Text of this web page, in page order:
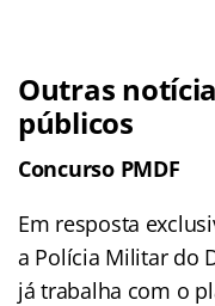
Outras
públicos
Concurso PMDF
Em resposta
a Polícia Militar do
já trabalha com o